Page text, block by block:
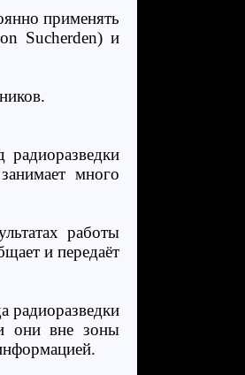
применять
Sucherden) и
радиоразведки
много
работы
и передаёт
радиоразведки
они вне зоны